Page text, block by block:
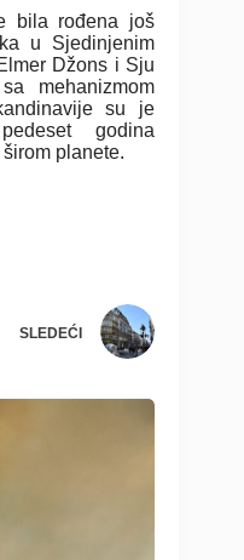
bila rođena još
u Sjedinjenim
Džons i Sju
mehanizmom
su je
godina
planete.
SLEDEĆI